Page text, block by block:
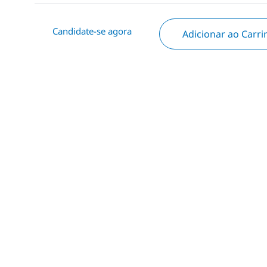
Candidate-se agora Adicionar ao